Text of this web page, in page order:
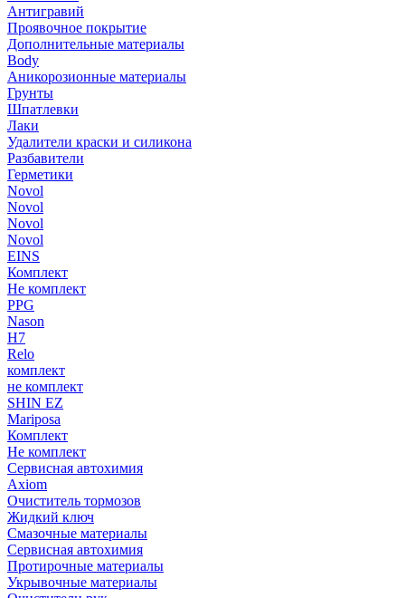
Антигравий
Проявочное покрытие
Дополнительные материалы
Body
Аникорозионные материалы
Грунты
Шпатлевки
Лаки
Удалители краски и силикона
Разбавители
Герметики
Novol
Novol
Novol
Novol
EINS
Комплект
Не комплект
PPG
Nason
H7
Relo
комплект
не комплект
SHIN EZ
Mariposa
Комплект
Не комплект
Сервисная автохимия
Axiom
Очиститель тормозов
Жидкий ключ
Смазочные материалы
Сервисная автохимия
Протирочные материалы
Укрывочные материалы